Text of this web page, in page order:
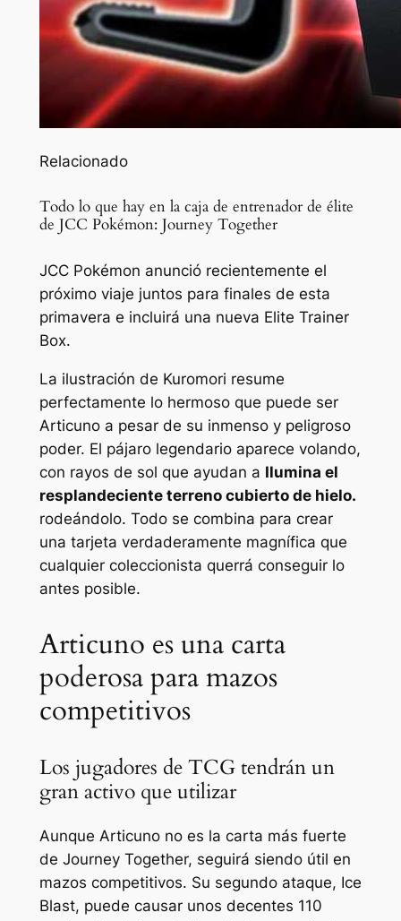
Relacionado
Todo lo que hay en la caja de entrenador de élite
de JCC Pokémon: Journey Together
JCC Pokémon anunció recientemente el
próximo viaje juntos para finales de esta
primavera e incluirá una nueva Elite Trainer
Box.
La ilustración de Kuromori resume
perfectamente lo hermoso que puede ser
Articuno a pesar de su inmenso y peligroso
poder. El pájaro legendario aparece volando,
con rayos de sol que ayudan a Ilumina el
resplandeciente terreno cubierto de hielo.
rodeándolo. Todo se combina para crear
una tarjeta verdaderamente magnífica que
cualquier coleccionista querrá conseguir lo
antes posible.
Articuno es una carta
poderosa para mazos
competitivos
Los jugadores de TCG tendrán un
gran activo que utilizar
Aunque Articuno no es la carta más fuerte
de Journey Together, seguirá siendo útil en
mazos competitivos. Su segundo ataque, Ice
Blast, puede causar unos decentes 110